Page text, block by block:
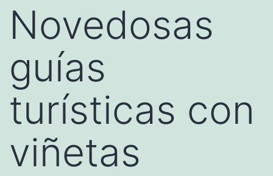
Novedosas
guías
turísticas con
viñetas